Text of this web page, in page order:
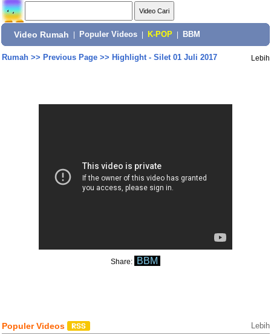
Video Rumah Populer Videos K-POP BBM
Rumah>> Previous Page>> Highlight - Silet 01 Juli 2017 Lebih
Share: BBM
Populer Videos Lebih